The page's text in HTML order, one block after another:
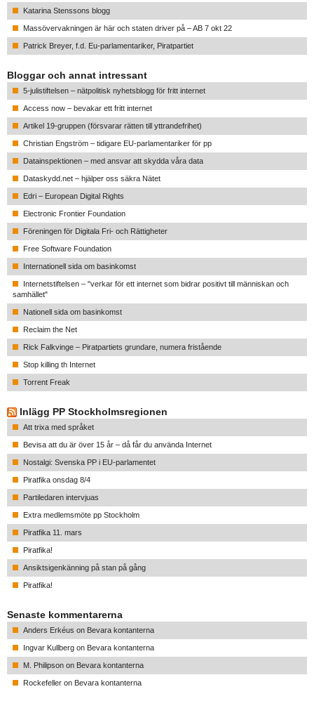
Katarina Stenssons blogg
Massövervakningen är här och staten driver på – AB 7 okt 22
Patrick Breyer, f.d. Eu-parlamentariker, Piratpartiet
Bloggar och annat intressant
5-julistiftelsen – nätpolitisk nyhetsblogg för fritt internet
Access now – bevakar ett fritt internet
Artikel 19-gruppen (försvarar rätten till yttrandefrihet)
Christian Engström – tidigare EU-parlamentariker för pp
Datainspektionen – med ansvar att skydda våra data
Dataskydd.net – hjälper oss säkra Nätet
Edri – European Digital Rights
Electronic Frontier Foundation
Föreningen för Digitala Fri- och Rättigheter
Free Software Foundation
Internationell sida om basinkomst
Internetstiftelsen – "verkar för ett internet som bidrar positivt till människan och
samhället"
Nationell sida om basinkomst
Reclaim the Net
Rick Falkvinge – Piratpartiets grundare, numera fristående
Stop killing th Internet
Torrent Freak
Inlägg PP Stockholmsregionen
Att trixa med språket
Bevisa att du är över 15 år – då får du använda Internet
Nostalgi: Svenska PP i EU-parlamentet
Piratfika onsdag 8/4
Partiledaren intervjuas
Extra medlemsmöte pp Stockholm
Piratfika 11. mars
Piratfika!
Ansiktsigenkänning på stan på gång
Piratfika!
Senaste kommentarerna
Anders Erkéus on Bevara kontanterna
Ingvar Kullberg on Bevara kontanterna
M. Philipson on Bevara kontanterna
Rockefeller on Bevara kontanterna